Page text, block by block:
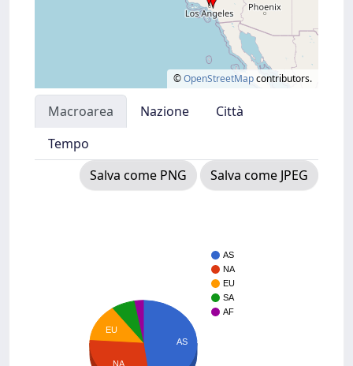
©OpenStreetMapcontributors.
Macroarea Nazione
Città
Tempo
Salva come PNG
Salva come JPEG
AS
NA
EU
SA
AF
AS
EU
NA